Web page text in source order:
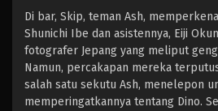
Di bar, Skip, teman Ash,
Shunichi Ibe dan asistennya, Eiji
fotografer Jepang yang meliput
Namun, percakapan mereka
salah satu sekutu Ash, menelepon
memperingatkannya tentang Dino.